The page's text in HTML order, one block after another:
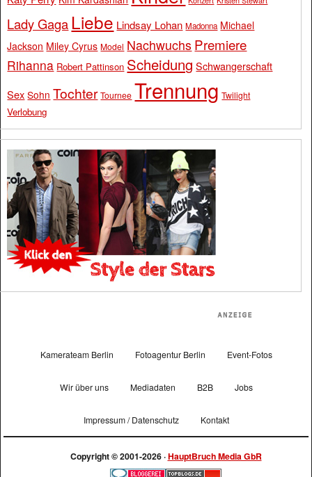
Lady Gaga Liebe Lindsay Lohan Madonna Michael
Jackson Miley Cyrus Model Nachwuchs Premiere
Rihanna Robert Pattinson Scheidung Schwangerschaft
Sex Sohn Tochter Tournee Trennung Twilight
Verlobung
Kamerateam Berlin Fotoagentur Berlin Event-Fotos
Wir über uns Mediadaten B2B Jobs
Impressum / Datenschutz Kontakt
Copyright © 2001-2026 ·HauptBruch Media GbR